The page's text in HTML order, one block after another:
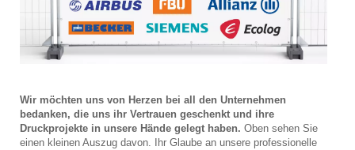
Wir möchten uns von Herzen bei all den Unternehmen
bedanken, die uns ihr Vertrauen geschenkt und ihre
Druckprojekte in unsere Hände gelegt haben. Oben sehen Sie
einen kleinen Auszug davon. Ihr Glaube an unsere professionelle